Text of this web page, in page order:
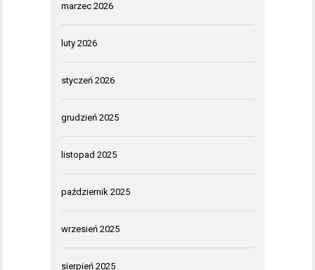
marzec 2026
luty 2026
styczeń 2026
grudzień 2025
listopad 2025
październik 2025
wrzesień 2025
sierpień 2025